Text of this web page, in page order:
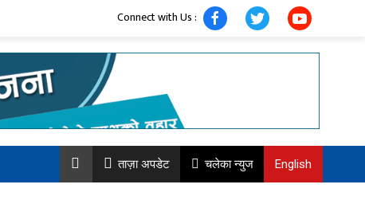
Connect with Us :
ताज़ा अपडेट चलेका न्युज English